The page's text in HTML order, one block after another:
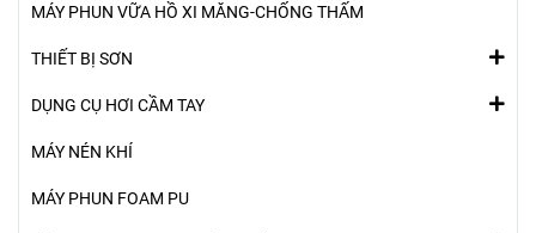
MÁY PHUN VỮA HỒ XI MĂNG-CHỐNG THẤM
THIẾT BỊ SƠN
DỤNG CỤ HƠI CẦM TAY
MÁY NÉN KHÍ
MÁY PHUN FOAM PU